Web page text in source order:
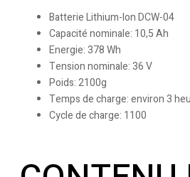
Batterie Lithium-Ion DCW-04
Capacité nominale: 10,5 Ah
Energie: 378 Wh
Tension nominale: 36 V
Poids: 2100g
Temps de charge: environ 3
Cycle de charge: 1100